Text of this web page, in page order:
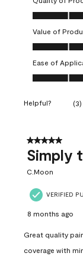
Quality of
Value of
Value of
Ease of
Ease of
Helpful? (3)
5 out of 5
Simply
C.Moon
VERIFIED
8 months ago
Great quality
coverage with